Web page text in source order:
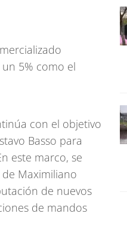
5% como el
con el objetivo
Basso para
este marco, se
Maximiliano
de nuevos
de mandos